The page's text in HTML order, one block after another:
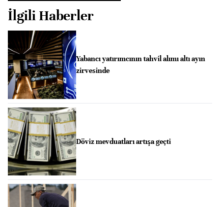
İlgili Haberler
Yabancı yatırımcının tahvil alımı altı ayın
zirvesinde
Döviz mevduatları artışa geçti